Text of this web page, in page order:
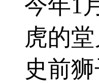
今年1
虎的
史前